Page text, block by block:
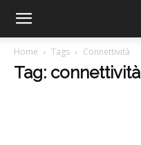
Home Tags Connettività
Tag: connettività